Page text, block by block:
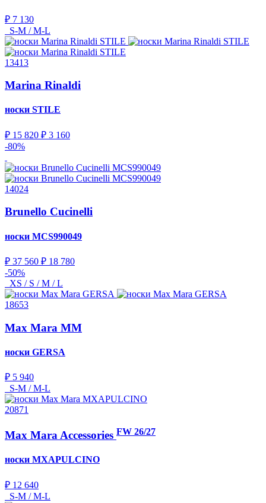
₽ 7 130
S-M / M-L
13413
Marina Rinaldi
носки STILE
₽ 15 820 ₽ 3 160
-80%
14024
Brunello Cucinelli
носки MCS990049
₽ 37 560 ₽ 18 780
-50%
XS / S / M / L
18653
Max Mara MM
носки GERSA
₽ 5 940
S-M / M-L
20871
Max Mara Accessories FW 26/27
носки MXAPULCINO
₽ 12 640
S-M / M-L